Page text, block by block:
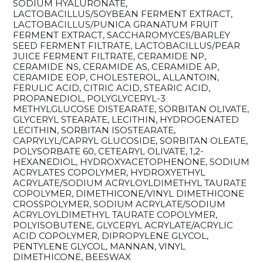
SODIUM HYALURONATE,
LACTOBACILLUS/SOYBEAN FERMENT EXTRACT,
LACTOBACILLUS/PUNICA GRANATUM FRUIT
FERMENT EXTRACT, SACCHAROMYCES/BARLEY
SEED FERMENT FILTRATE, LACTOBACILLUS/PEAR
JUICE FERMENT FILTRATE, CERAMIDE NP,
CERAMIDE NS, CERAMIDE AS, CERAMIDE AP,
CERAMIDE EOP, CHOLESTEROL, ALLANTOIN,
FERULIC ACID, CITRIC ACID, STEARIC ACID,
PROPANEDIOL, POLYGLYCERYL-3
METHYLGLUCOSE DISTEARATE, SORBITAN OLIVATE,
GLYCERYL STEARATE, LECITHIN, HYDROGENATED
LECITHIN, SORBITAN ISOSTEARATE,
CAPRYLYL/CAPRYL GLUCOSIDE, SORBITAN OLEATE,
POLYSORBATE 60, CETEARYL OLIVATE, 1,2-
HEXANEDIOL, HYDROXYACETOPHENONE, SODIUM
ACRYLATES COPOLYMER, HYDROXYETHYL
ACRYLATE/SODIUM ACRYLOYLDIMETHYL TAURATE
COPOLYMER, DIMETHICONE/VINYL DIMETHICONE
CROSSPOLYMER, SODIUM ACRYLATE/SODIUM
ACRYLOYLDIMETHYL TAURATE COPOLYMER,
POLYISOBUTENE, GLYCERYL ACRYLATE/ACRYLIC
ACID COPOLYMER, DIPROPYLENE GLYCOL,
PENTYLENE GLYCOL, MANNAN, VINYL
DIMETHICONE, BEESWAX